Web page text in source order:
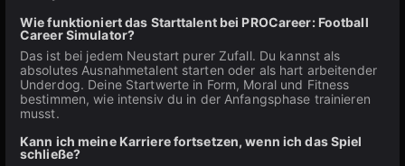
Wie funktioniert das Starttalent bei PROCareer: Football
Career Simulator?
Das ist bei jedem Neustart purer Zufall. Du kannst als
absolutes Ausnahmetalent starten oder als hart arbeitender
Underdog. Deine Startwerte in Form, Moral und Fitness
bestimmen, wie intensiv du in der Anfangsphase trainieren
musst.
Kann ich meine Karriere fortsetzen, wenn ich das Spiel
schließe?